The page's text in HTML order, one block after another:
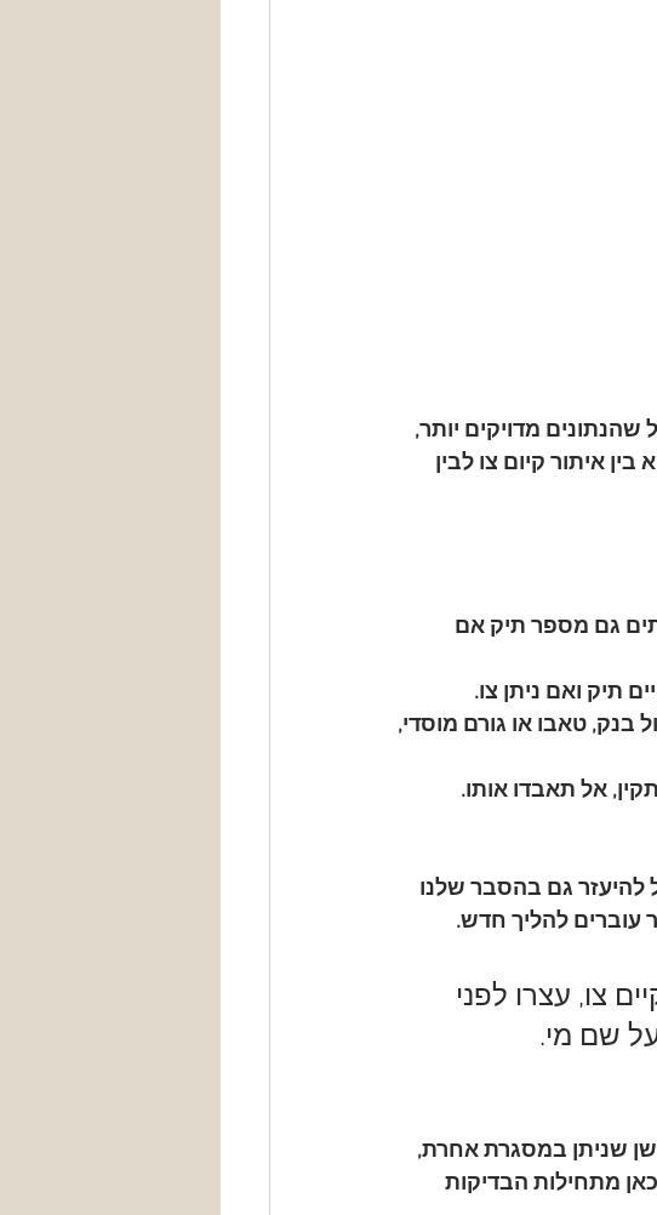
מדויקים יותר,
בין איתור קיום צו לבין
גם מספר תיק אם
תיק ואם ניתן צו.
בנק, טאבו או גורם מוסדי,
אל תאבדו אותו.
גם בהסבר שלנו
עוברים להליך חדש.
צו, עצרו לפני
שם מי.
שניתן במסגרת אחרת,
מתחילות הבדיקות